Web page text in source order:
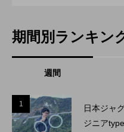
期間別ランキン
週間
1
日本ジャ
ジニア